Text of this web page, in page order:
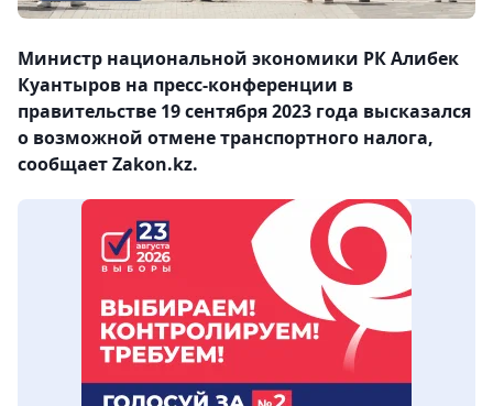
Министр национальной экономики РК Алибек
Куантыров на пресс-конференции в
правительстве 19 сентября 2023 года высказался
о возможной отмене транспортного налога,
сообщает Zakon.kz.